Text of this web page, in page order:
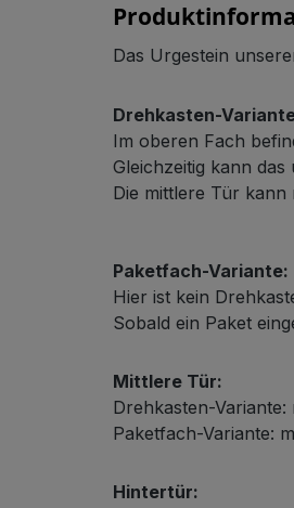
Schließsystem
HPL-Material
Das Urgestein
Drehkasten-
Im oberen Fach
Gleichzeitig kann
Die mittlere Tür
Paketfach-Variante:
Hier ist kein
Sobald ein Paket
Mittlere Tür:
Drehkasten-
Paketfach-Variante:
Hintertür: